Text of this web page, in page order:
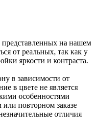
на нашем
от реальных, так как у
яркости и контраста.
в зависимости от
в цвете не является
особенностями
повторном заказе
отличия